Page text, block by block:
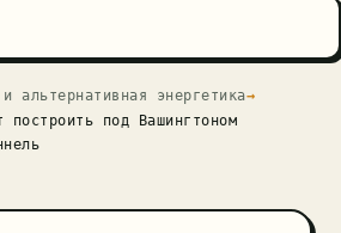
альтернативная энергетика→
построить под Вашингтоном